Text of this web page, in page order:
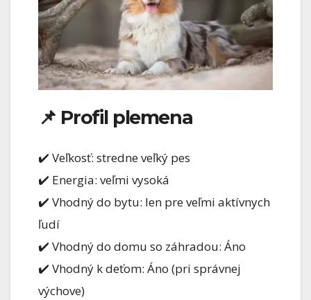
📌 Profil plemena
✔️ Veľkosť: stredne veľký pes
✔️ Energia: veľmi vysoká
✔️ Vhodný do bytu: len pre veľmi aktívnych
ľudí
✔️ Vhodný do domu so záhradou: Áno
✔️ Vhodný k deťom: Áno (pri správnej
výchove)